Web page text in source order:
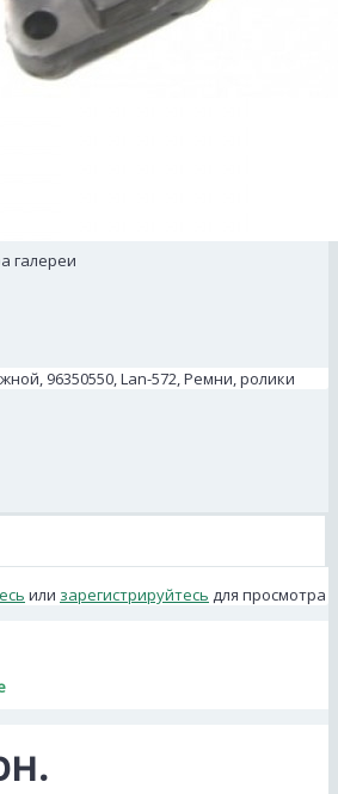
галереи
96350550, Lan-572, Ремни, ролики
или зарегистрируйтесь для просмотра